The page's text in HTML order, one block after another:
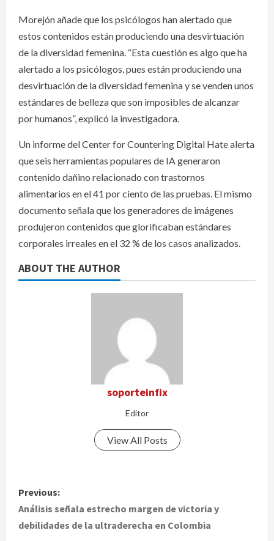
Morejón añade que los psicólogos han alertado que
estos contenidos están produciendo una desvirtuación
de la diversidad femenina. “Esta cuestión es algo que ha
alertado a los psicólogos, pues están produciendo una
desvirtuación de la diversidad femenina y se venden unos
estándares de belleza que son imposibles de alcanzar
por humanos”, explicó la investigadora.
Un informe del Center for Countering Digital Hate alerta
que seis herramientas populares de IA generaron
contenido dañino relacionado con trastornos
alimentarios en el 41 por ciento de las pruebas. El mismo
documento señala que los generadores de imágenes
produjeron contenidos que glorificaban estándares
corporales irreales en el 32 % de los casos analizados.
ABOUT THE AUTHOR
soporteinfix
Editor
View All Posts
P
o
Previous:
Análisis señala estrecho margen de victoria y
debilidades de la ultraderecha en Colombia